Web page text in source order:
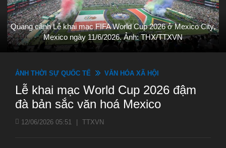
Quang cảnh Lễ khai mạc FIFA World Cup 2026 ở Mexico City,
Mexico ngày 11/6/2026. Ảnh: THX/TTXVN
ẢNH THỜI SỰ QUỐC TẾ VĂN HÓA XÃ HỘI
Lễ khai mạc World Cup 2026 đậm
đà bản sắc văn hoá Mexico
12/06/2026 05:51 TTXVN